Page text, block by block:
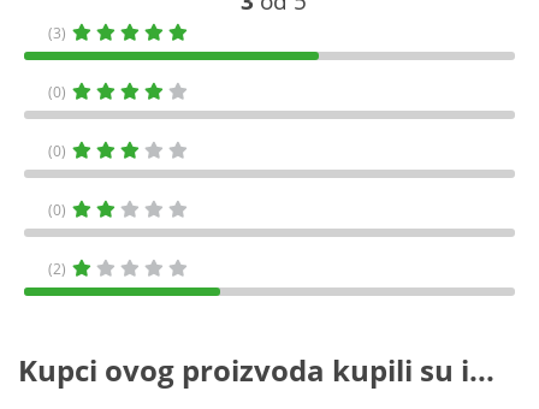
(3)
(0)
(0)
(0)
(2)
Kupci ovog proizvoda kupili su i...